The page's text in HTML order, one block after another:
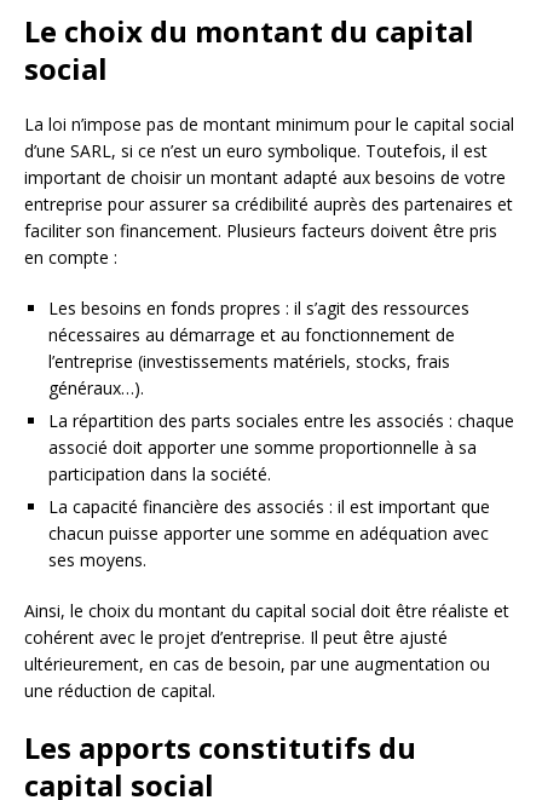
Le choix du montant du capital
social
La loi n’impose pas de montant minimum pour le capital social
d’une SARL, si ce n’est un euro symbolique. Toutefois, il est
important de choisir un montant adapté aux besoins de votre
entreprise pour assurer sa crédibilité auprès des partenaires et
faciliter son financement. Plusieurs facteurs doivent être pris
en compte :
Les besoins en fonds propres : il s’agit des ressources
nécessaires au démarrage et au fonctionnement de
l’entreprise (investissements matériels, stocks, frais
généraux…).
La répartition des parts sociales entre les associés : chaque
associé doit apporter une somme proportionnelle à sa
participation dans la société.
La capacité financière des associés : il est important que
chacun puisse apporter une somme en adéquation avec
ses moyens.
Ainsi, le choix du montant du capital social doit être réaliste et
cohérent avec le projet d’entreprise. Il peut être ajusté
ultérieurement, en cas de besoin, par une augmentation ou
une réduction de capital.
Les apports constitutifs du
capital social